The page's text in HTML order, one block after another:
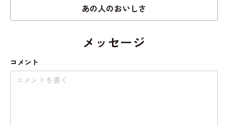
あの人のおいしさ
メッセージ
コメント